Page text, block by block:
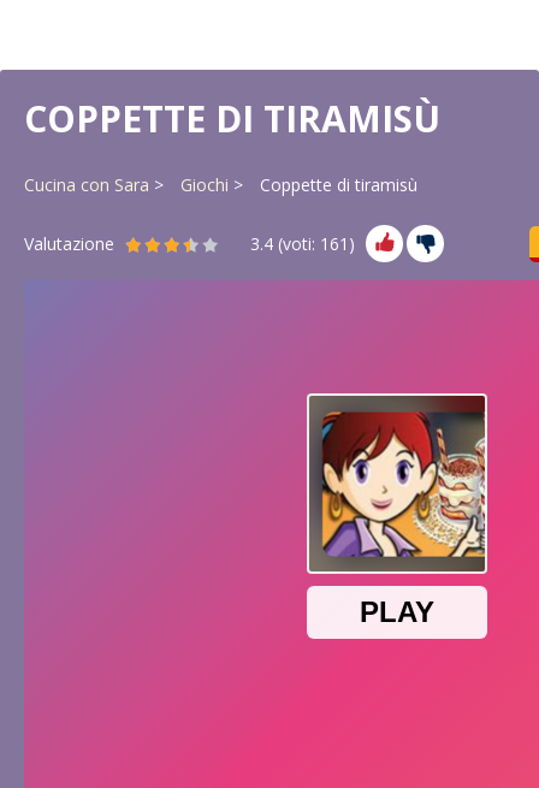
COPPETTE DI TIRAMISÙ
Cucina con Sara Giochi Coppette di tiramisù
Valutazione 3.4 (voti: 161 )